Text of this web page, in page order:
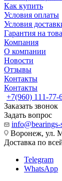
Как купить
Условия оплаты
Условия
Гарантия на
Компания
О компании
Новости
Отзывы
Контакты
Контакты
+7(960) 111-77-
Заказать звонок
Задать вопрос
info@bearings-
Воронеж, ул.
Доставка по
Telegram
WhatsApp